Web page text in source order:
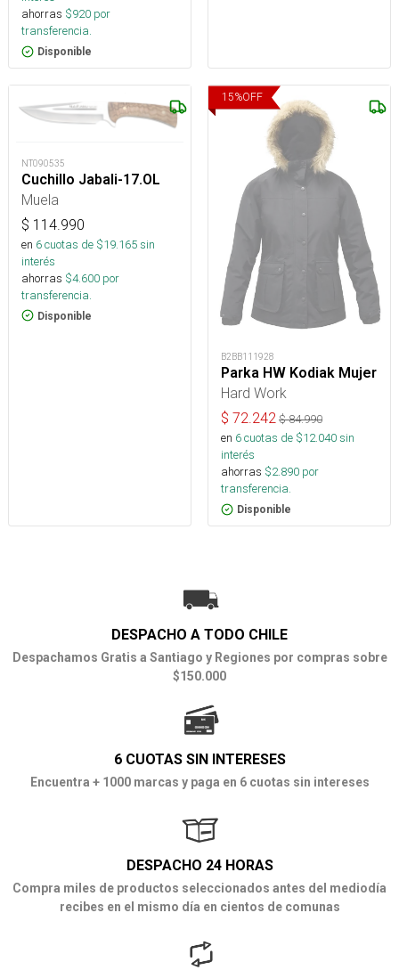
ahorras $920 por
transferencia.
Disponible
NT090535
Cuchillo Jabali-17.OL
Muela
$ 114.990
en 6cuotas de $19.165sin
interés
ahorras $4.600 por
transferencia.
Disponible
15%OFF
B2BB111928
Parka HW Kodiak Mujer
Hard Work
$ 72.242 $84.990
en 6cuotas de $12.040sin
interés
ahorras $2.890 por
transferencia.
Disponible
DESPACHO A TODO CHILE
Despachamos Gratis a Santiago y Regiones por compras sobre
$150.000
6 CUOTAS SIN INTERESES
Encuentra + 1000 marcas y paga en 6 cuotas sin intereses
DESPACHO 24 HORAS
Compra miles de productos seleccionados antes del mediodía
recibes en el mismo día en cientos de comunas